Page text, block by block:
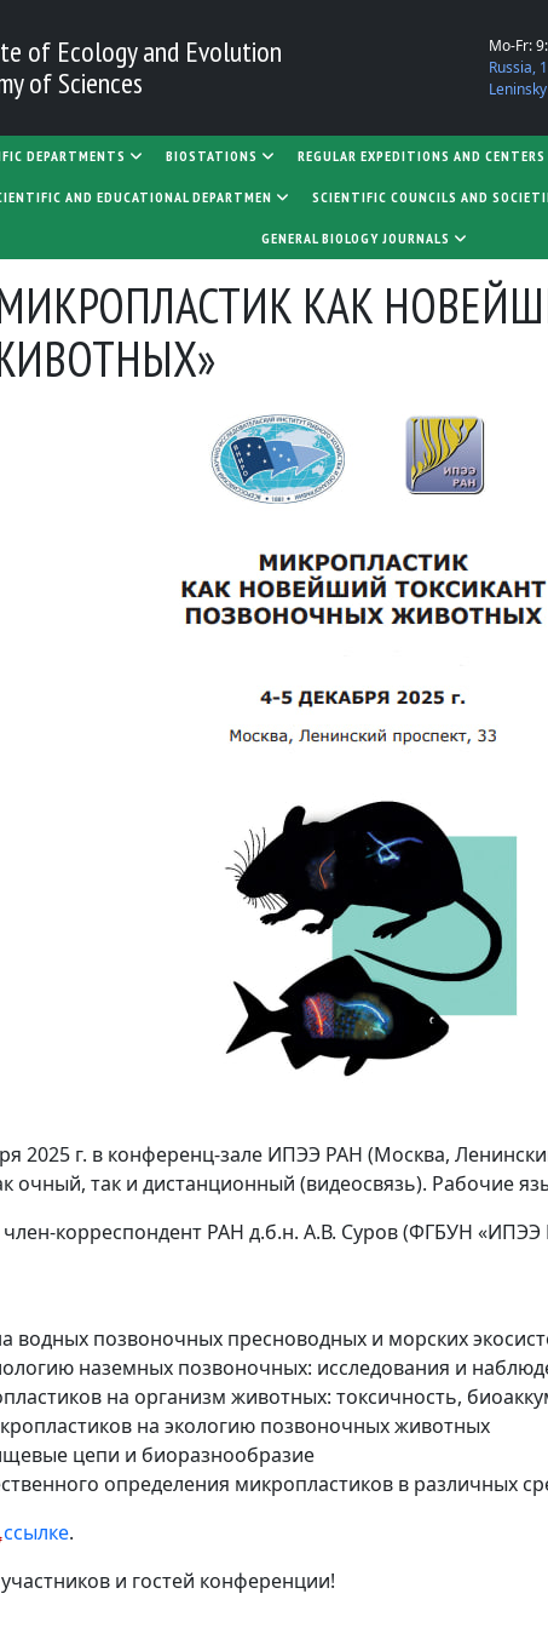
of Ecology and Evolution
of Sciences
Mo-Fr:
Russia,
DEPARTMENTS BIOSTATIONS REGULAR EXPEDITIONS AND CENTERS
AND EDUCATIONAL DEPARTMEN SCIENTIFIC COUNCILS AND
GENERAL BIOLOGY JOURNALS
КАК
2025 г. в конференц-зале ИПЭЭ РАН (Москва,
очный, так и дистанционный (видеосвязь). Рабочие
корреспондент РАН д.б.н. А.В. Суров (ФГБУН
водных позвоночных пресноводных и морских
наземных позвоночных: исследования и
на организм животных: токсичность,
на экологию позвоночных животных
цепи и биоразнообразие
определения микропластиков в различных
ссылке.
и гостей конференции!